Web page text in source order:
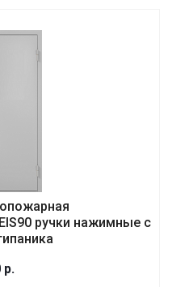
ручки нажимные с
р.